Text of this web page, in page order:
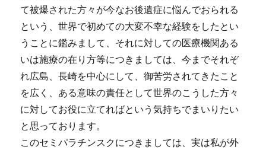
て被爆された方々が今なお後遺症に悩んでおられる
という、世界で初めての大変不幸な経験をしたとい
うことに鑑みまして、それに対しての医療機関ある
いは施療の在り方等につきましては、今までそれぞ
れ広島、長崎を中心にして、御苦労されてきたこと
を広く、ある意味の責任として世界のこうした方々
に対してお役に立てればという気持ちでまいりたい
と思っております。
このセミパラチンスクにつきましては、実は私が外